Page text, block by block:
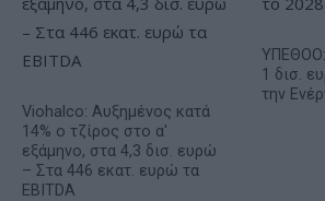
Viohalco: Αυξημένος κατά
14% ο τζίρος στο α'
εξάμηνο, στα 4,3 δισ. ευρώ
– Στα 446 εκατ. ευρώ τα
EBITDA
ΥΠΕΘΟΟ:
1 δισ.
την